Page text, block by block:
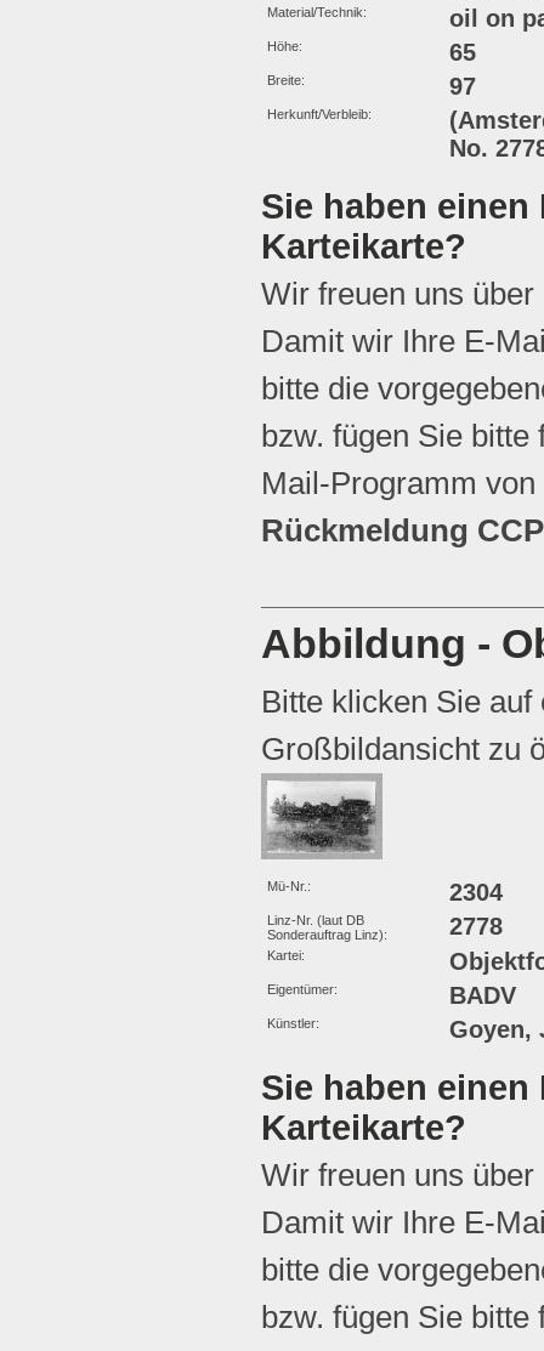
Material/Technik: oil on
Höhe: 65
Breite: 97
Herkunft/Verbleib:
No.
Sie haben
Karteikarte?
Wir freuen uns
Damit wir Ihre E-
bitte die
bzw. fügen Sie
Mail-Programm
Rückmeldung
Abbildung -
Bitte klicken Sie
Großbildansicht zu
Mü-Nr.: 2304
Linz-Nr. (laut DB
Sonderauftrag Linz):
2778
Kartei:
Eigentümer: BADV
Künstler: Goyen,
Sie haben
Karteikarte?
Wir freuen uns
Damit wir Ihre E-
bitte die
bzw. fügen Sie